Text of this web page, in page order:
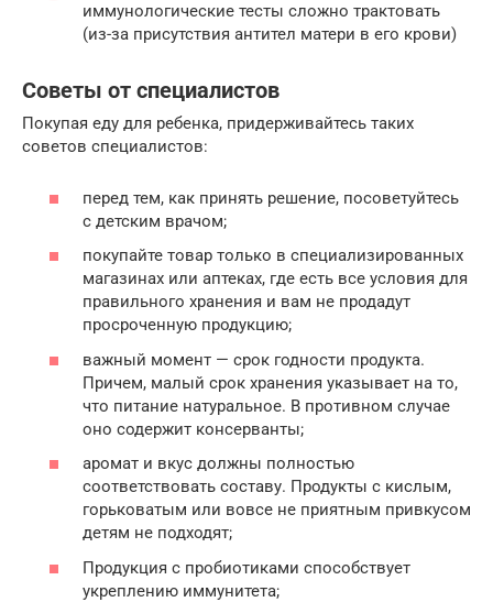
иммунологические тесты сложно трактовать
(из-за присутствия антител матери в его крови)
Советы от специалистов
Покупая еду для ребенка, придерживайтесь таких
советов специалистов:
перед тем, как принять решение, посоветуйтесь
с детским врачом;
покупайте товар только в специализированных
магазинах или аптеках, где есть все условия для
правильного хранения и вам не продадут
просроченную продукцию;
важный момент — срок годности продукта.
Причем, малый срок хранения указывает на то,
что питание натуральное. В противном случае
оно содержит консерванты;
аромат и вкус должны полностью
соответствовать составу. Продукты с кислым,
горьковатым или вовсе не приятным привкусом
детям не подходят;
Продукция с пробиотиками способствует
укреплению иммунитета;